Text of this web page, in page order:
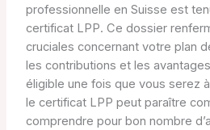
professionnelle en Suisse est
certificat LPP. Ce dossier
cruciales concernant votre plan
les contributions et les
éligible une fois que vous serez
le certificat LPP peut paraître
comprendre pour bon nombre